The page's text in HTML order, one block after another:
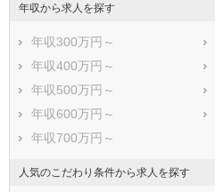
年収から求人を探す
年収300万円～
年収400万円～
年収500万円～
年収600万円～
年収700万円～
人気のこだわり条件から求人を探す